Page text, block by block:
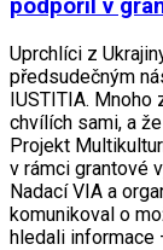
podpořil v
Uprchlíci z
předsudečným
IUSTITIA. Mnoho
chvílích sami, a
Projekt
v rámci grantové
Nadací VIA a
komunikoval o
hledali informace